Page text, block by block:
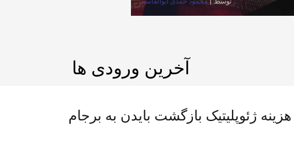
آخرین ورودی ها
هزینه ژئوپلیتیک بازگشت بایدن به برجام